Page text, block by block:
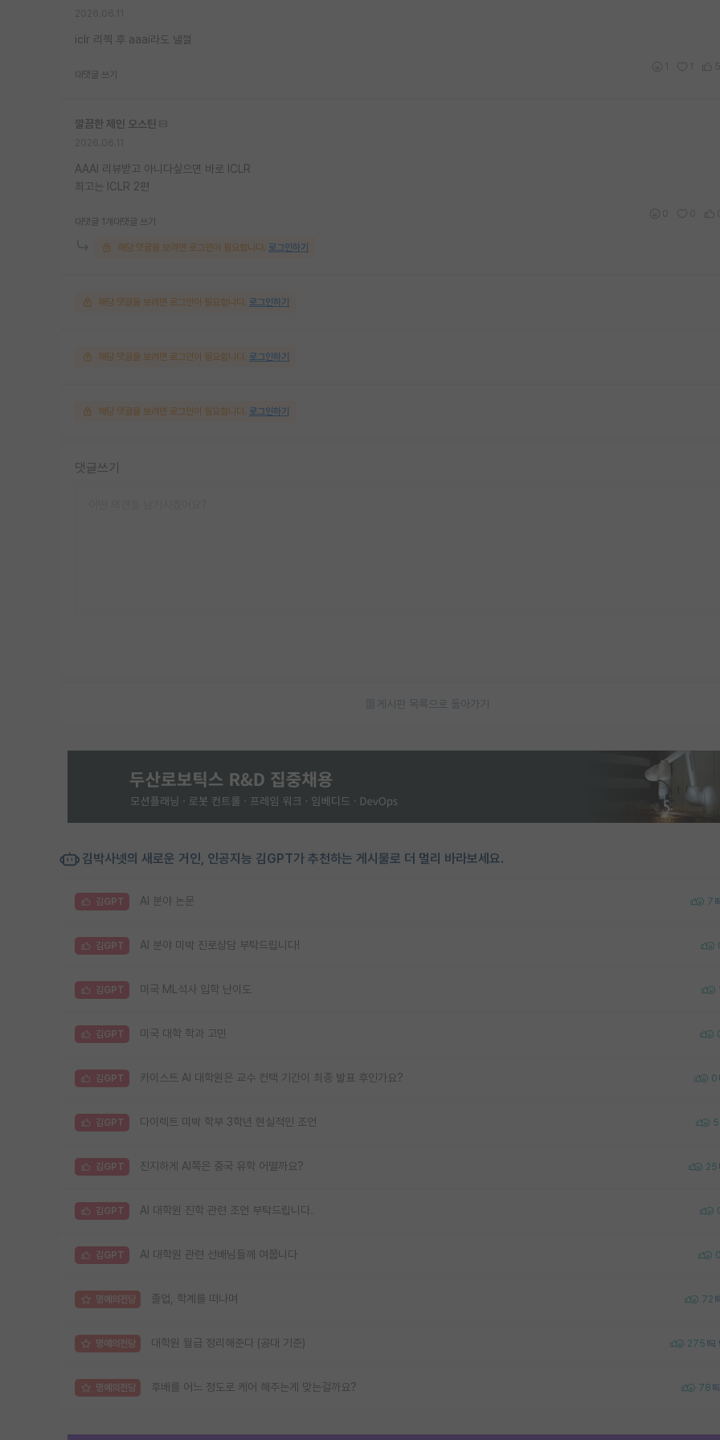
iclr 리젝 후 aaai라도 낼껄
대댓글 쓰기
깔끔한 제인 오스틴
AAAI 리뷰받고 아니다싶으면 바로 ICLR
최고는 ICLR 2편
대댓글 1개 대댓글 쓰기
해당 댓글을 보려면 로그인이 필요합니다. 로그인하기
해당 댓글을 보려면 로그인이 필요합니다. 로그인하기
해당 댓글을 보려면 로그인이 필요합니다. 로그인하기
해당 댓글을 보려면 로그인이 필요합니다. 로그인하기
댓글쓰기
게시판 목록으로 돌아가기
김박사넷의 새로운 거인, 인공지능 김GPT가 추천하는 게시물로 더 멀리 바라보세요.
김GPT AI 분야 논문 7
김GPT AI 분야 미박 진로상담 부탁드립니다!
김GPT 미국 ML석사 입학 난이도
김GPT 미국 대학 학과 고민
김GPT 카이스트 AI 대학원은 교수 컨택 기간이 최종 발표 후인가요? 0
김GPT 다이렉트 미박 학부 3학년 현실적인 조언 5
김GPT 진지하게 AI쪽은 중국 유학 어떨까요? 25
김GPT AI 대학원 진학 관련 조언 부탁드립니다.
김GPT AI 대학원 관련 선배님들께 여쭙니다
명예의전당 졸업, 학계를 떠나며 72
명예의전당 대학원 월급 정리해준다 (공대 기준) 275
명예의전당 후배를 어느 정도로 케어 해주는게 맞는걸까요? 78